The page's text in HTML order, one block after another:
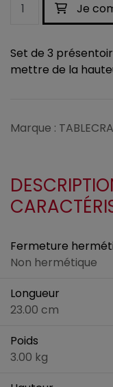
Je
Set de 3
mettre de la
Marque :
Fermeture
Non hermétique
Longueur
23.00 cm
Poids
3.00 kg